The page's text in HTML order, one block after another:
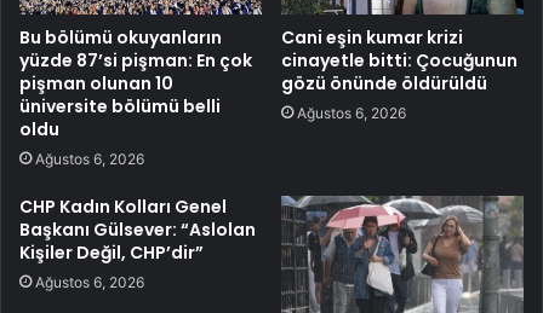
Bu bölümü okuyanların
yüzde 87’si pişman: En çok
pişman olunan 10
üniversite bölümü belli
oldu
Ağustos 6, 2026
Cani eşin kumar krizi
cinayetle bitti: Çocuğunun
gözü önünde öldürüldü
Ağustos 6, 2026
CHP Kadın Kolları Genel
Başkanı Gülsever: “Aslolan
Kişiler Değil, CHP’dir”
Ağustos 6, 2026